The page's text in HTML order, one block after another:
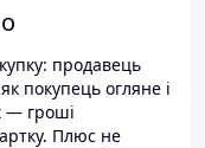
продавець
покупець огляне і
— гроші
Плюс не